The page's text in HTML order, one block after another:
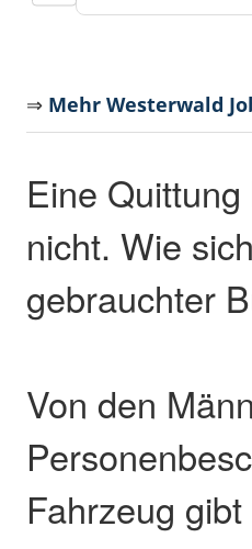
⇒ Mehr Westerwald
Eine
nicht. Wie
gebrauchter
Von den
Fahrzeug